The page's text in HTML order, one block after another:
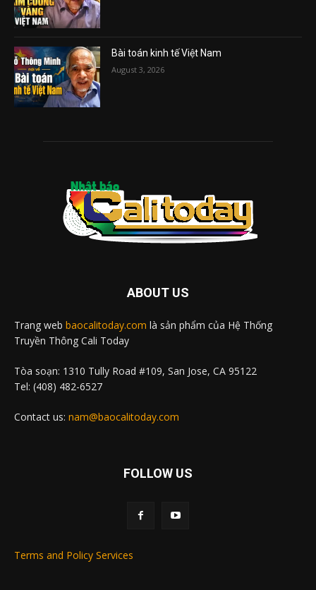
Bài toán kinh tế Việt Nam
August 3, 2026
ABOUT US
Trang web baocalitoday.com là sản phẩm của Hệ Thống
Truyền Thông Cali Today
Tòa soạn: 1310 Tully Road #109, San Jose, CA 95122
Tel: (408) 482-6527
Contact us: nam@baocalitoday.com
FOLLOW US
Terms and Policy Services